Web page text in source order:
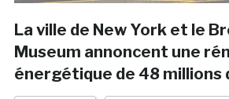
La ville de New York et le
Museum annoncent une
énergétique de 48 millions